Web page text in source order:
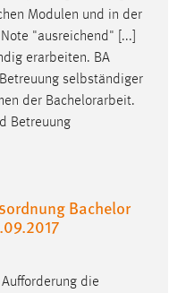
Modulen und in der
"ausreichend" [...]
erarbeiten. BA
selbständiger
der Bachelorarbeit.
Betreuung
Bachelor
die